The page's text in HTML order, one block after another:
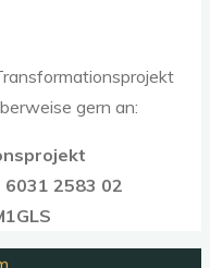
gern an:
6031 2583 02